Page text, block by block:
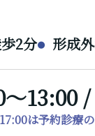
2分 形成
～13:00
は予約診療